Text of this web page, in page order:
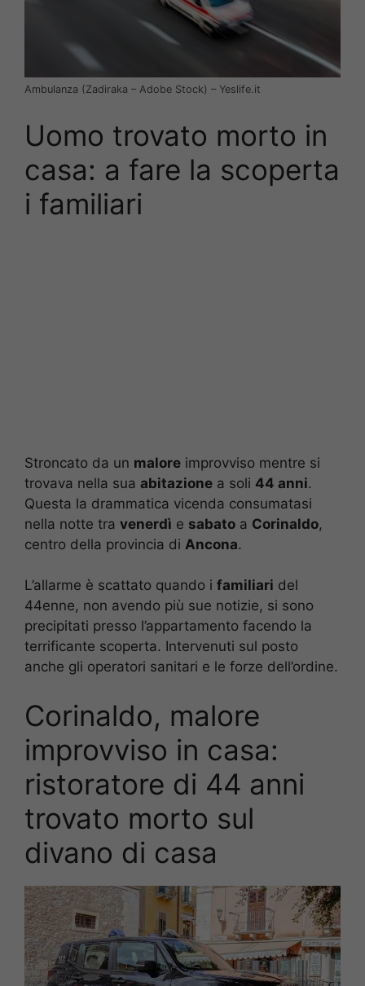
Ambulanza (Zadiraka – Adobe Stock) – Yeslife.it
Uomo trovato morto in
casa: a fare la scoperta
i familiari
Stroncato da un malore improvviso mentre si
trovava nella sua abitazione a soli 44 anni.
Questa la drammatica vicenda consumatasi
nella notte tra venerdì e sabato a Corinaldo,
centro della provincia di Ancona.
L’allarme è scattato quando i familiari del
44enne, non avendo più sue notizie, si sono
precipitati presso l’appartamento facendo la
terrificante scoperta. Intervenuti sul posto
anche gli operatori sanitari e le forze dell’ordine.
Corinaldo, malore
improvviso in casa:
ristoratore di 44 anni
trovato morto sul
divano di casa